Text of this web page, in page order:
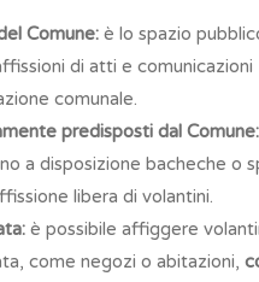
Comune: è lo spazio
di atti e comunicazioni
comunale.
predisposti dal Comune:
a disposizione bacheche o
libera di volantini.
è possibile affiggere
come negozi o abitazioni,